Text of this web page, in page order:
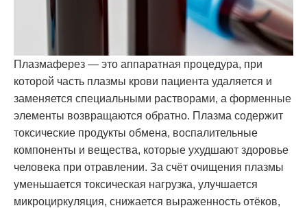
Плазмаферез — это аппаратная процедура, при
которой часть плазмы крови пациента удаляется и
заменяется специальными растворами, а форменные
элементы возвращаются обратно. Плазма содержит
токсические продукты обмена, воспалительные
компоненты и вещества, которые ухудшают здоровье
человека при отравлении. За счёт очищения плазмы
уменьшается токсическая нагрузка, улучшается
микроциркуляция, снижается выраженность отёков,